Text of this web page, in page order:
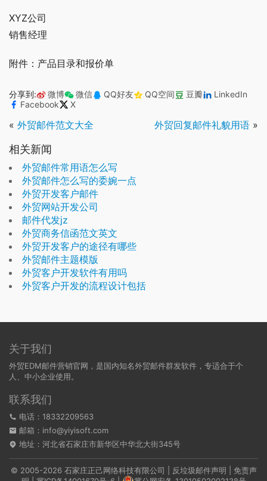
XYZ公司
销售经理
附件：产品目录和报价单
分享到: 微博 微信 QQ好友 QQ空间 豆瓣
LinkedIn
Facebook
X
« 外贸邮件范文大全 外贸回复邮件礼貌用语 »
相关新闻
外贸邮件常用语怎么写
外贸邮件怎么写的委婉一点
外贸开发客户邮件
外贸网站开发公司
邮件代发jz
外贸商务信函范文英文
外贸开发客户的途径有哪些
外贸邮件主题模版
外贸客户开发软件有用吗
外贸客户开发的流程设计包括
关于我们
外贸EDM邮件营销官网，是国内知名外贸邮件群发软件，专适合于个
人、中小企业使用。
联系我们
电话：18332209563
邮箱：info@yiyisoft.com
地址：河北省石家庄市新华区中华北大街345号
© 2005-2026 石家庄正己网络科技有限公司 | 反垃圾邮件声明
免责声